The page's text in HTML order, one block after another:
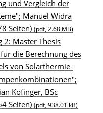
und Vergleich der
Manuel Widra
Seiten) (pdf, 2.68 MB)
2: Master Thesis
die Berechnung des
von Solarthermie-
Köfinger, BSc
Seiten) (pdf, 938.01 kB)